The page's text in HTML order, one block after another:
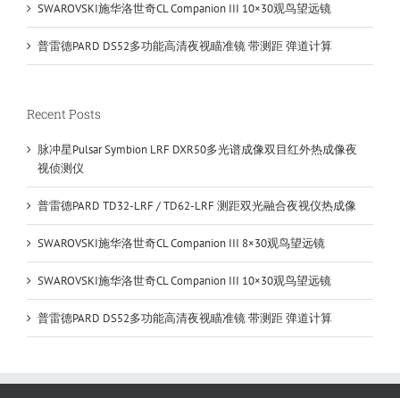
SWAROVSKI施华洛世奇CL Companion III 10×30观鸟望远镜
普雷德PARD DS52多功能高清夜视瞄准镜 带测距 弹道计算
Recent Posts
脉冲星Pulsar Symbion LRF DXR50多光谱成像双目红外热成像夜
视侦测仪
普雷德PARD TD32-LRF / TD62-LRF 测距双光融合夜视仪热成像
SWAROVSKI施华洛世奇CL Companion III 8×30观鸟望远镜
SWAROVSKI施华洛世奇CL Companion III 10×30观鸟望远镜
普雷德PARD DS52多功能高清夜视瞄准镜 带测距 弹道计算